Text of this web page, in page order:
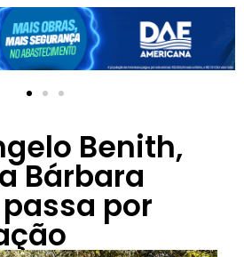
Benith,
Bárbara
passa por